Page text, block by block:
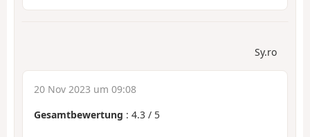
Sy.ro
20 Nov 2023 um 09:08
Gesamtbewertung : 4.3 / 5